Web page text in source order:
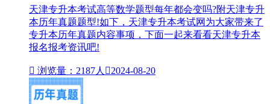
天津专升本考试高等数学题型每年都会变吗?附天津专升
本历年真题题型!如下，天津专升本考试网为大家带来了
专升本历年真题内容事项，下面一起来看看天津专升本
报名报考资讯吧!
 浏览量：2187人 2024-08-20